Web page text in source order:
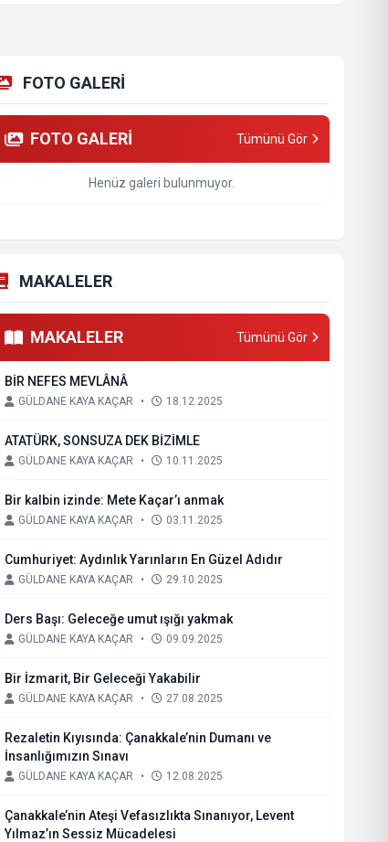
FOTO GALERİ
FOTO GALERİ Tümünü Gör
Henüz galeri bulunmuyor.
MAKALELER
MAKALELER Tümünü Gör
BİR NEFES MEVLÂNÂ
GÜLDANE KAYA KAÇAR • 18.12.2025
ATATÜRK, SONSUZA DEK BİZİMLE
GÜLDANE KAYA KAÇAR • 10.11.2025
Bir kalbin izinde: Mete Kaçar’ı anmak
GÜLDANE KAYA KAÇAR • 03.11.2025
Cumhuriyet: Aydınlık Yarınların En Güzel Adıdır
GÜLDANE KAYA KAÇAR • 29.10.2025
Ders Başı: Geleceğe umut ışığı yakmak
GÜLDANE KAYA KAÇAR • 09.09.2025
Bir İzmarit, Bir Geleceği Yakabilir
GÜLDANE KAYA KAÇAR • 27.08.2025
Rezaletin Kıyısında: Çanakkale’nin Dumanı ve
İnsanlığımızın Sınavı
GÜLDANE KAYA KAÇAR • 12.08.2025
Çanakkale’nin Ateşi Vefasızlıkta Sınanıyor, Levent
Yılmaz’ın Sessiz Mücadelesi